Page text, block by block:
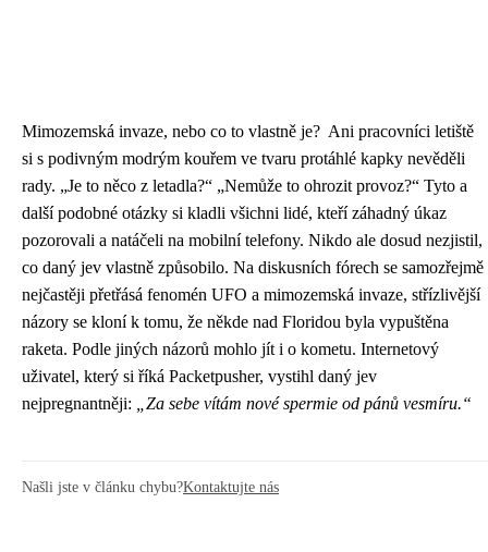
Mimozemská invaze, nebo co to vlastně je? Ani pracovníci letiště
si s podivným modrým kouřem ve tvaru protáhlé kapky nevěděli
rady. „Je to něco z letadla?“ „Nemůže to ohrozit provoz?“ Tyto a
další podobné otázky si kladli všichni lidé, kteří záhadný úkaz
pozorovali a natáčeli na mobilní telefony. Nikdo ale dosud nezjistil,
co daný jev vlastně způsobilo. Na diskusních fórech se samozřejmě
nejčastěji přetřásá fenomén UFO a mimozemská invaze, střízlivější
názory se kloní k tomu, že někde nad Floridou byla vypuštěna
raketa. Podle jiných názorů mohlo jít i o kometu. Internetový
uživatel, který si říká Packetpusher, vystihl daný jev
nejpregnantněji:
„Za sebe vítám nové spermie od pánů vesmíru.“
Našli jste v článku chybu?Kontaktujte nás